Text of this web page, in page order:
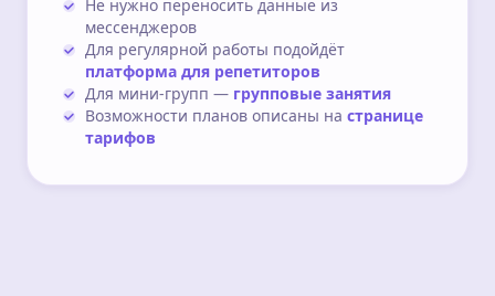
Не нужно переносить данные из
мессенджеров
Для регулярной работы подойдёт
платформа для репетиторов
Для мини-групп — групповые занятия
Возможности планов описаны на странице
тарифов